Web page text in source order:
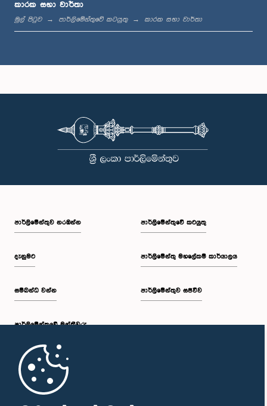
ගරු හෙක්ටර් අප්පුහාමි මහතා, පා.ම.
කාරක සභා වාර්තා
මුල් පිටුව පාර්ලිමේන්තුවේ කටයුතු කාරක සභා වාර්තා
පාර්ලි‌මේන්තුව නරඹන්න
දැනුමට
සම්බන්ධ වන්න
පාර්ලි‌මේන්තුවේ මන්ත්‍රීවරු
මුල් පිටුව
පාර්ලිමේන්තුවේ කටයුතු
පාර්ලිමේන්තු මහලේකම් කාර්යාලය
පාර්ලිමේන්තුව සජීවීව